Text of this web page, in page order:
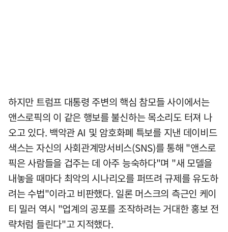
하지만 트럼프 대통령 주변의 핵심 참모들 사이에서는
앤스로픽의 이 같은 행보를 불신하는 목소리도 터져 나
오고 있다. 백악관 AI 및 암호화폐 특보를 지낸 데이비드
색스는 자신의 사회관계망서비스(SNS)를 통해 "앤스로
픽은 사람들을 겁주는 데 아주 능숙하다"며 "새 모델을
내놓을 때마다 최악의 시나리오를 퍼뜨려 규제를 유도하
려는 수법"이라고 비판했다. 일론 머스크의 측근인 케이
티 밀러 역시 "업계의 공포를 조작하려는 거대한 홍보 전
략처럼 들린다"고 지적했다.